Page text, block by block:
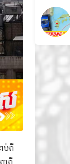
ប់ពី
ញពី